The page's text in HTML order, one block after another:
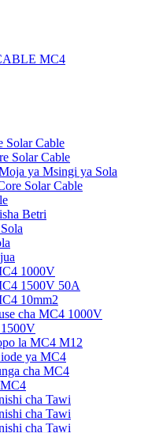
Solar Cable
Solar Cable
ya Msingi ya Sola
Solar Cable
Betri
1000V
1500V 50A
10mm2
cha MC4 1000V
la MC4 M12
ya MC4
cha MC4
cha Tawi
cha Tawi
cha Tawi